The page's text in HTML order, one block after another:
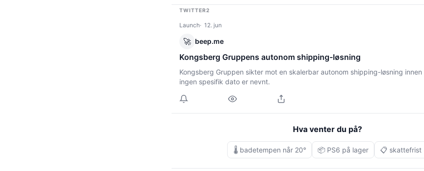
TWITTER2
Launch 12. jun
🚀 beep.me
Kongsberg Gruppens autonom shipping-løsning
Kongsberg Gruppen sikter mot en skalerbar autonom shipping-løsning innen
ingen spesifik dato er nevnt.
Hva venter du på?
🌡️ badetempen når 20° 📦 PS6 på lager 📋 skattefrist